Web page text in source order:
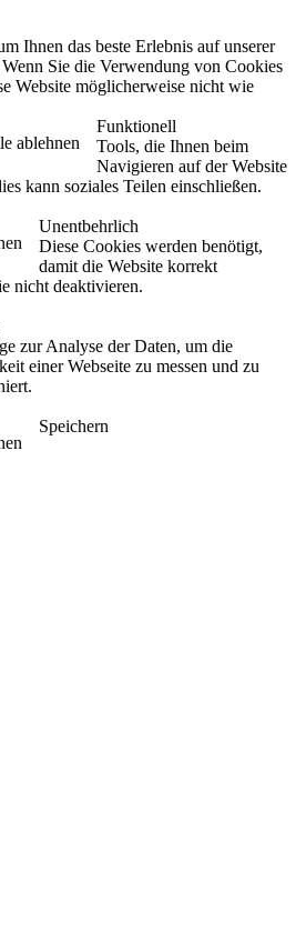
Ihnen das beste Erlebnis auf unserer
Sie die Verwendung von Cookies
Website möglicherweise nicht wie
ablehnen
Funktionell
Tools, die Ihnen beim
Navigieren auf der Website
kann soziales Teilen einschließen.
Unentbehrlich
Diese Cookies werden benötigt,
damit die Website korrekt
nicht deaktivieren.
zur Analyse der Daten, um die
einer Webseite zu messen und zu
Speichern